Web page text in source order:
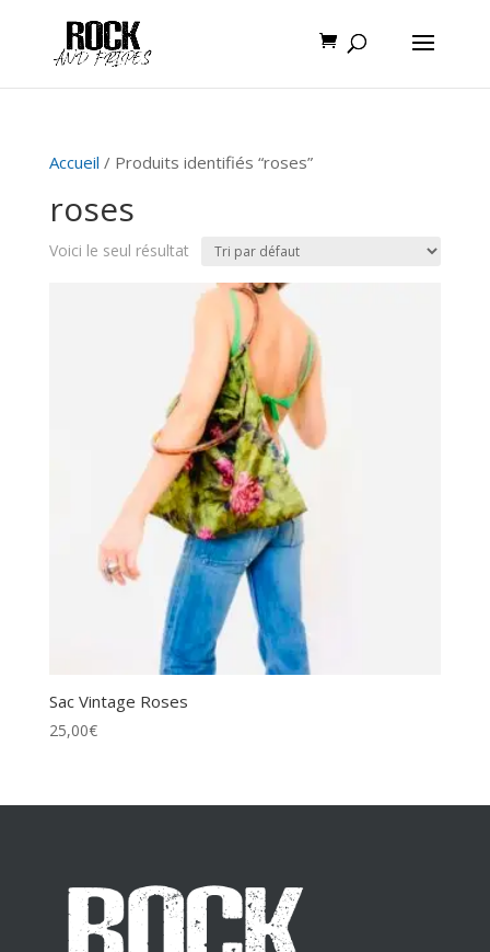
Accueil / Produits identifiés “roses”
roses
Voici le seul résultat
Sac Vintage Roses
25,00€